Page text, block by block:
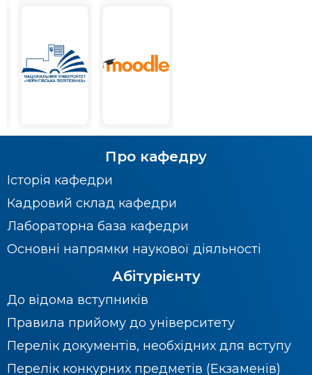
Про кафедру
Історія кафедри
Кадровий склад кафедри
Лабораторна база кафедри
Основні напрямки наукової діяльності
Абітурієнту
До відома вступників
Правила прийому до університету
Перелік документів, необхідних для вступу
Перелік конкурних предметів (Екзаменів)